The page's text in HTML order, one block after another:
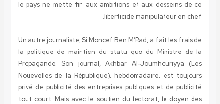
le pays ne mette fin aux ambitions et aux desseins de ce
liberticide manipulateur en chef.
Un autre journaliste, Si Moncef Ben M’Rad, a fait les frais de
la politique de maintien du statu quo du Ministre de la
Propagande. Son journal, Akhbar Al-Joumhouriyya (Les
Nouevelles de la République), hebdomadaire, est toujours
privé de publicité des entreprises publiques et de publicité
tout court. Mais avec le soutien du lectorat, le doyen des